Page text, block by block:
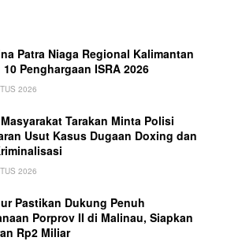
Patra Niaga Regional Kalimantan
Penghargaan ISRA 2026
2026
Tarakan Minta Polisi
Usut Kasus Dugaan Doxing dan
2026
Pastikan Dukung Penuh
Porprov II di Malinau, Siapkan
Rp2 Miliar